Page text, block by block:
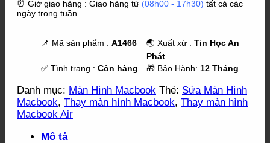
⏰ Giờ giao hàng : Giao hàng từ (08h00 - 17h30) tất cả các
ngày trong tuần
📌 Mã sản phẩm : A1466 🌏 Xuất xứ : Tin Học An
Phát
✅ Tình trạng : Còn hàng 🎁 Bảo Hành: 12 Tháng
Danh mục: Màn Hình Macbook Thẻ: Sửa Màn Hình
Macbook, Thay màn hình Macbook, Thay màn hình
Macbook Air
Mô tả